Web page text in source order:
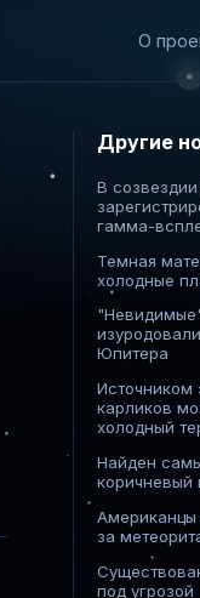
О
Другие
В
гамма-
Темная
холодные
Юпитера
Источником
карликов
холодный
Найден
коричневый
Американцы
за
под угрозой